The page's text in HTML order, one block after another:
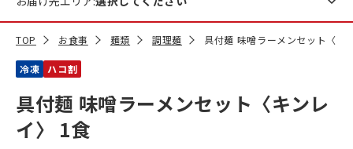
TOP お食事 麺類 調理麺 具付麺 味噌ラーメンセット〈キ
冷凍 ハコ割
具付麺 味噌ラーメンセット〈キンレ
イ〉 1食